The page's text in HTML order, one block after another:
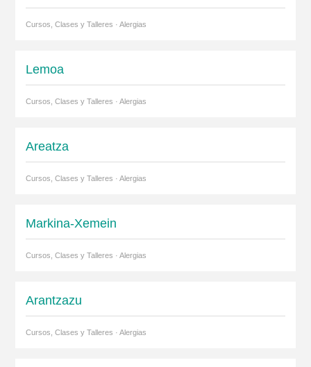
Cursos, Clases y Talleres · Alergias
Lemoa
Cursos, Clases y Talleres · Alergias
Areatza
Cursos, Clases y Talleres · Alergias
Markina-Xemein
Cursos, Clases y Talleres · Alergias
Arantzazu
Cursos, Clases y Talleres · Alergias